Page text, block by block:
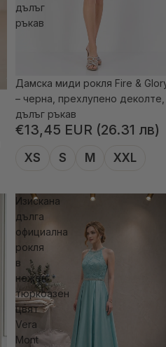
дълъг
ръкав
Дамска миди рокля Fire &
– черна, прехлупено деколте,
дълъг ръкав
€13,45 EUR (26.31 лв)
XS S M XXL
Изискана
дълга
официална
рокля
в
нежен
тюркоазен
цвят
Vera
Mont